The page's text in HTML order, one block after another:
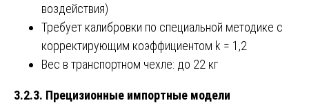
воздействия)
Требует калибровки по специальной методике с
корректирующим коэффициентом k = 1,2
Вес в транспортном чехле: до 22 кг
3.2.3. Прецизионные импортные модели